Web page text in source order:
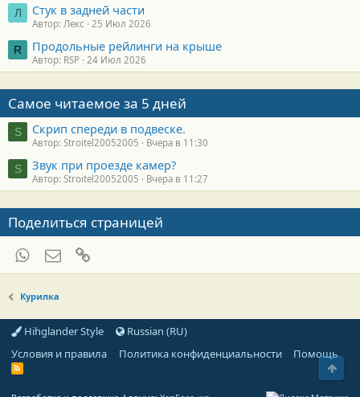
Л Стук в задней части
Автор: Лекс 25 Июл 2026
R Продольные рейлинги на крыше
Автор: RSP 24 Июл 2026
Самое читаемое за 5 дней
S Скрип спереди в подвеске.
Автор: Stroitel20052005 Вчера в 11:30
S Звук при проезде камер?
Автор: Stroitel20052005 Вчера в 11:27
Поделиться страницей
WhatsAppЭлектронная почта
Курилка
Hihglander Style
Russian (RU)
Условия и правила
Политика конфиденциальности Помощь
R